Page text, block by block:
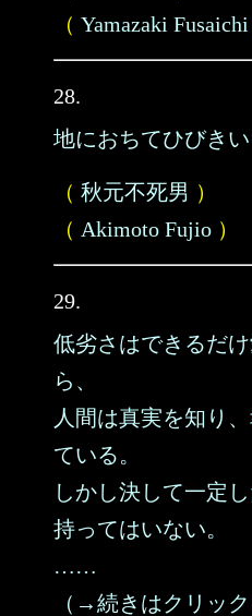
（ Yamazaki Fusaichi
28.
地におちてひびき
（ 秋元不死男 ）
（ Akimoto Fujio ）
29.
低劣さはできるだ
ら、
人間は真実を知り
ている。
しかし決して一定
持ってはいない。
……
（→続きはクリック